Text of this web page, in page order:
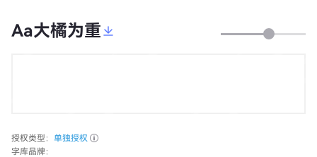
Aa大橘为重
授权类型： 单独授权
字库品牌：